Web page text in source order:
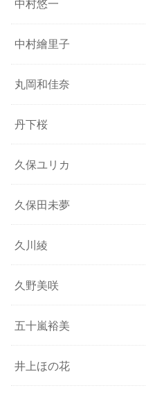
中村悠一
中村繪里子
丸岡和佳奈
丹下桜
久保ユリカ
久保田未夢
久川綾
久野美咲
五十嵐裕美
井上ほの花